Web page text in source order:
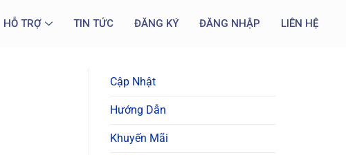
HỖ TRỢ TIN TỨC ĐĂNG KÝ ĐĂNG NHẬP LIÊN HỆ
Cập Nhật
Hướng Dẫn
Khuyến Mãi